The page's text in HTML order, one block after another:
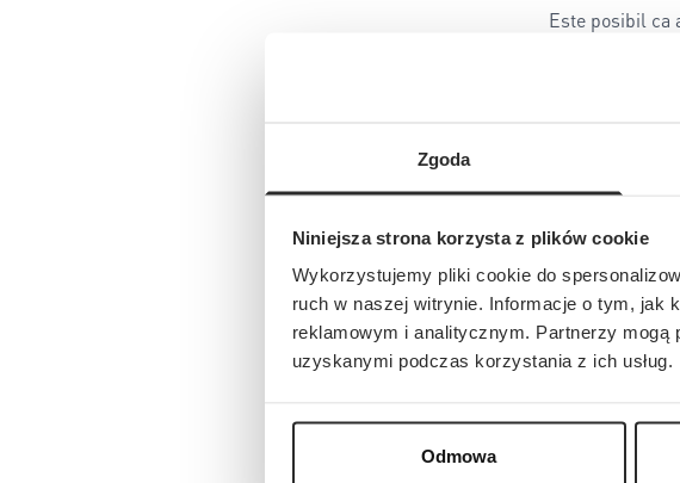
Zgoda
Niniejsza strona korzysta z plików cookie
Wykorzystujemy pliki cookie do
ruch w naszej witrynie. Informacje o tym, jak
reklamowym i analitycznym. Partnerzy mogą
uzyskanymi podczas korzystania z ich usług.
Odmowa
Este posibil ca